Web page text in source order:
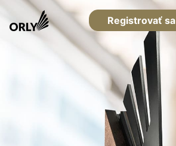
Registrovať sa